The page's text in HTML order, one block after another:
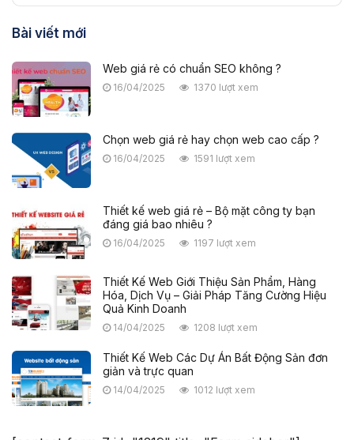
Bài viết mới
Web giá rẻ có chuẩn SEO không ?
16/04/2025 1370 lượt xem
Chọn web giá rẻ hay chọn web cao cấp ?
16/04/2025 1591 lượt xem
Thiết kế web giá rẻ – Bộ mặt công ty bạn
đáng giá bao nhiêu ?
16/04/2025 1197 lượt xem
Thiết Kế Web Giới Thiệu Sản Phẩm, Hàng
Hóa, Dịch Vụ – Giải Pháp Tăng Cường Hiệu
Quả Kinh Doanh
14/04/2025 1208 lượt xem
Thiết Kế Web Các Dự Án Bất Động Sản đơn
giản và trực quan
14/04/2025 1012 lượt xem